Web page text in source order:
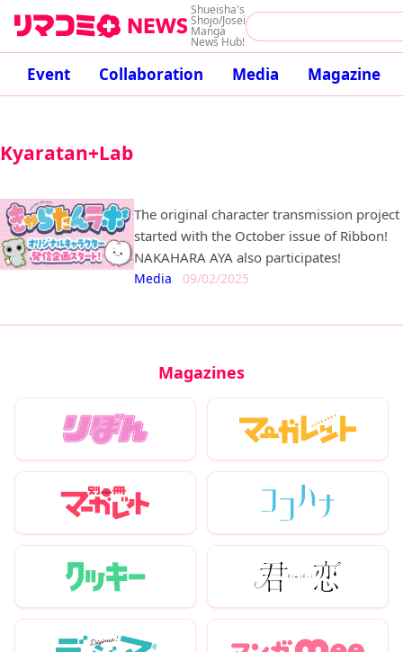
Shueisha's
Shojo/Josei
Manga
News Hub!
Event Collaboration Media Magazine
Kyaratan+Lab
The original character transmission project
started with the October issue of Ribbon!
NAKAHARA AYA also participates!
Media 09/02/2025
Magazines